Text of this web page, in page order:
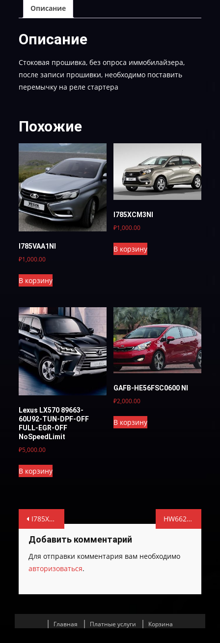
Описание
Описание
Стоковая прошивка, без опроса иммобилайзера,
после записи прошивки, необходимо поставить
перемычку на реле стартера
Похожие
I785VAA1NI
₽1,000.00
В корзину
I785XCM3NI
₽1,000.00
В корзину
Lexus LX570 89663-
60U92-TUN-DPF-OFF
FULL-EGR-OFF
NoSpeedLimit
₽5,000.00
В корзину
GAFB-HE56FSC0600 NI
₽2,000.00
В корзину
Навигация
по
записям
I785XF07NI HW6622R_9054R_SW2109S-TUN-E-2
Добавить комментарий
Для отправки комментария вам необходимо
авторизоваться.
Главная Платные услуги
Корзина